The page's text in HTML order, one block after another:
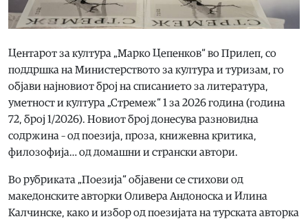
Центарот за култура „Марко Цепенков“ во Прилеп, со
поддршка на Министерството за култура и туризам, го
објави најновиот број на списанието за литература,
уметност и култура „Стремеж“ 1 за 2026 година (година
72, број 1/2026). Новиот број донесува разновидна
содржина – од поезија, проза, книжевна критика,
филозофија… од домашни и странски автори.
Во рубриката „Поезија“ објавени се стихови од
македонските авторки Оливера Андоноска и Илина
Калчинске, како и избор од поезијата на турската авторка